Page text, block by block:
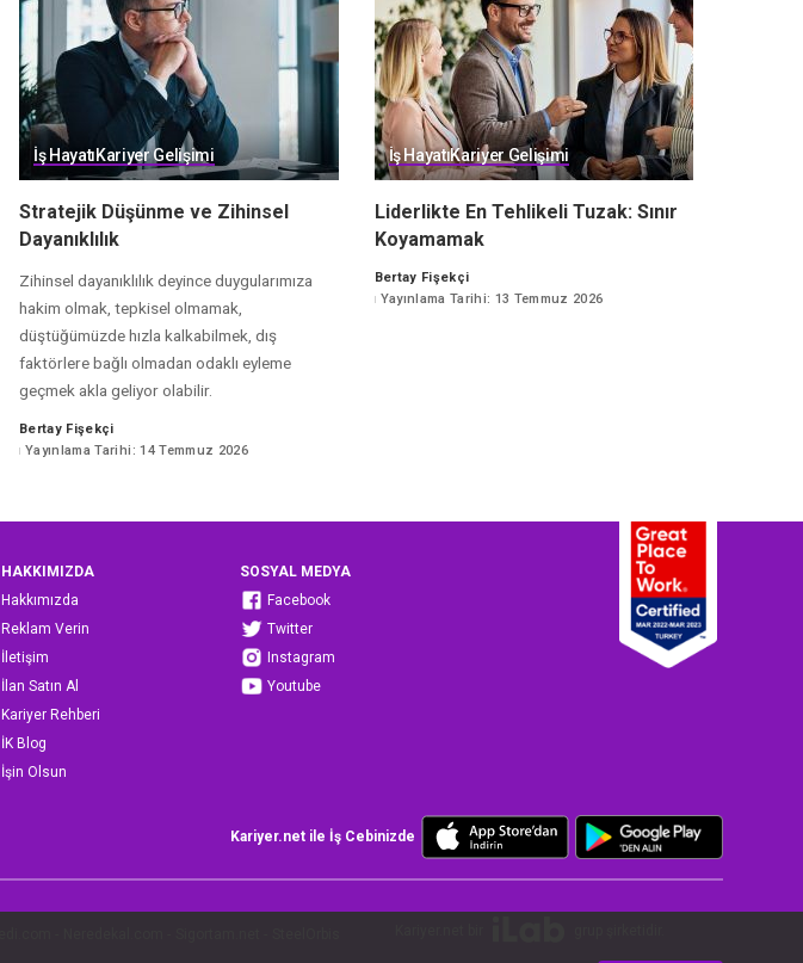
İş HayatıKariyer Gelişimi
Stratejik Düşünme ve Zihinsel
Dayanıklılık
Zihinsel dayanıklılık deyince duygularımıza
hakim olmak, tepkisel olmamak,
düştüğümüzde hızla kalkabilmek, dış
faktörlere bağlı olmadan odaklı eyleme
geçmek akla geliyor olabilir.
Posted
by
Bertay Fişekçi
Yayınlama Tarihi: 14 Temmuz 2026
İş HayatıKariyer Gelişimi
Liderlikte En Tehlikeli Tuzak: Sınır
Koyamamak
Posted
by
Bertay Fişekçi
Yayınlama Tarihi: 13 Temmuz 2026
HAKKIMIZDA
Hakkımızda
Reklam Verin
İletişim
İlan Satın Al
Kariyer Rehberi
İK Blog
İşin Olsun
SOSYAL MEDYA
Facebook
Twitter
Instagram
Youtube
Kariyer.net ile İş Cebinizde